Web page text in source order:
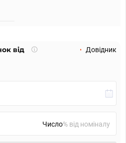
від
Що
Довідник
% від номіналу